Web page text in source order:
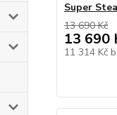
Super
13 690 Kč
13 690
11 314 Kč